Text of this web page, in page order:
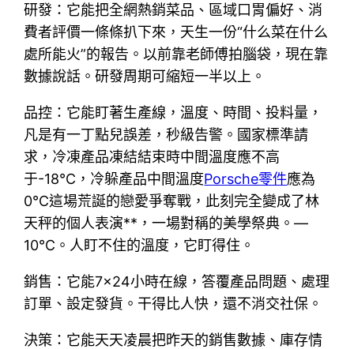
研發：它能把全網熱銷菜品、區域口胃偏好、消
費者評價一條條扒下來，天生一份“什么菜在什么
處所能火”的報告。以前靠老師傅拍腦袋，現在靠
數據說話。研發周期可縮短一半以上。
品控：它能盯著生產線，溫度、時間、投料量，
凡是有一丁點兒誤差，秒級告警。國家標準請
求，冷凍產品凍結結束時中間溫度應不高
于-18℃，冷躲產品中間溫度Porsche零件應為
0℃這場荒誕的戀愛爭奪戰，此刻完全變成了林
天秤的個人表演**，一場對稱的美學祭典。—
10℃。人盯不住的溫度，它盯得住。
銷售：它能7×24小時在線，答覆產品問題、處理
訂單、設定發貨。干得比人快，還不消交社保。
決策：它能天天凌晨把昨天的銷售數據、庫存情